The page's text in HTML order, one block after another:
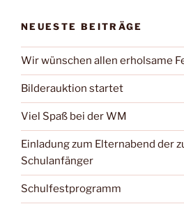
NEUESTE BEITRÄGE
Wir wünschen allen erholsame
Bilderauktion startet
Viel Spaß bei der WM
Einladung zum Elternabend der
Schulanfänger
Schulfestprogramm